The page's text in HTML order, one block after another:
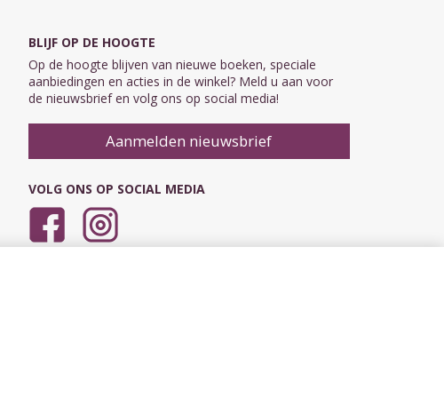
BLIJF OP DE HOOGTE
Op de hoogte blijven van nieuwe boeken, speciale
aanbiedingen en acties in de winkel? Meld u aan voor
de nieuwsbrief en volg ons op social media!
Aanmelden nieuwsbrief
VOLG ONS OP SOCIAL MEDIA